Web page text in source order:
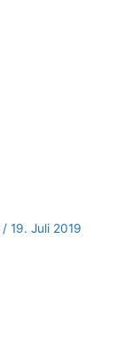
/19. Juli 2019